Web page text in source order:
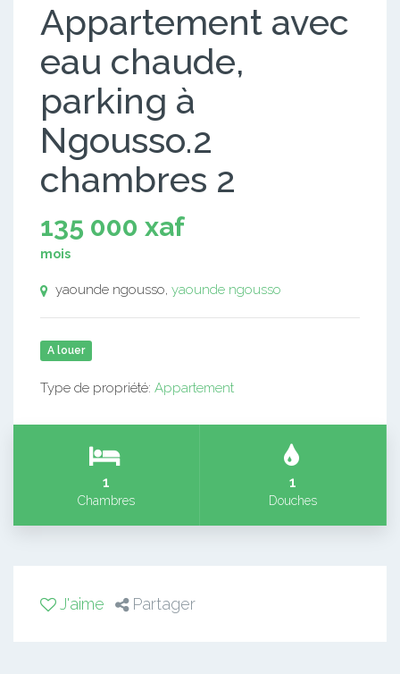
Appartement avec
eau chaude,
parking à
Ngousso.2
chambres 2
135 000 xaf
mois
yaounde ngousso, yaounde ngousso
A louer
Type de propriété: Appartement
1
Chambres
1
Douches
J'aime Partager